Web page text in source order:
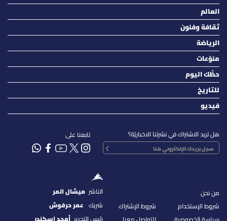
العالم
ثقافة وفنون
الرياضة
منوّعات
حظّك اليوم
للتاريخ
فيديو
هل تريد الاشتراك في نشرتنا الاخباريّة؟ تابعنا على
من نحن
شروط الإستخدام
شروط الإشتراك
الناشر ميشال المر
شريك عمر حرفوش
رئيس التحرير